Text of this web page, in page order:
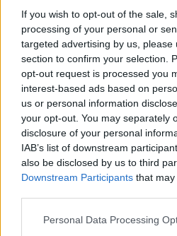
If you wish to opt-out of the sale,
processing of your personal or
targeted advertising by us, please
section to confirm your selection.
opt-out request is processed you
interest-based ads based on
us or personal information
your opt-out. You may separately
disclosure of your personal
IAB’s list of downstream
also be disclosed by us to third
Downstream Participants that
Personal Data Processing
Újra saját
PannErgy (2.)
Portfolio
2011. november 23. 22:32
Szerdán 2200 darab saját
PannErgy, 632,80 forintos
tranzakciót követően a
saját részvénnyel
teljes részvénymennyiség
A társaság saját részvény